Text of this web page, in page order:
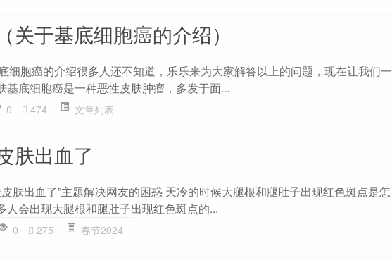
关于基底细胞癌的介绍）
细胞癌的介绍很多人还不知道，乐乐来为大家解答以上的问题，现在让我们一
基底细胞癌是一种恶性皮肤肿瘤，多发于面...
0 474 文章列表
肤出血了
肤出血了”主题解决网友的困惑 天冷的时候大腿根和腿肚子出现红色斑点是怎
人会出现大腿根和腿肚子出现红色斑点的...
0 275 春节2024